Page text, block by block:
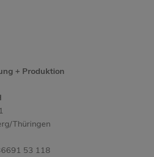
+ Produktion
Thüringen
53 118